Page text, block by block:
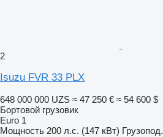
2
Isuzu FVR 33 PLX
648 000 000 UZS ≈ 47 250 € ≈ 54 600 $
Бортовой грузовик
Euro 1
Мощность 200 л.с. (147 кВт) Грузопод.